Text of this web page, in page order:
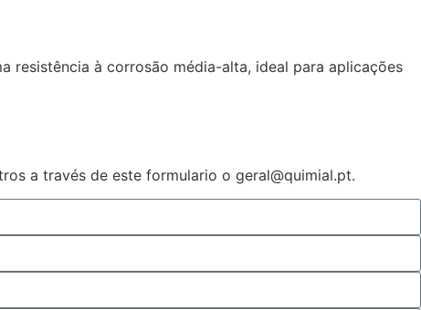
resistência à corrosão média-alta, ideal para aplicações
a través de este formulario o geral@quimial.pt.